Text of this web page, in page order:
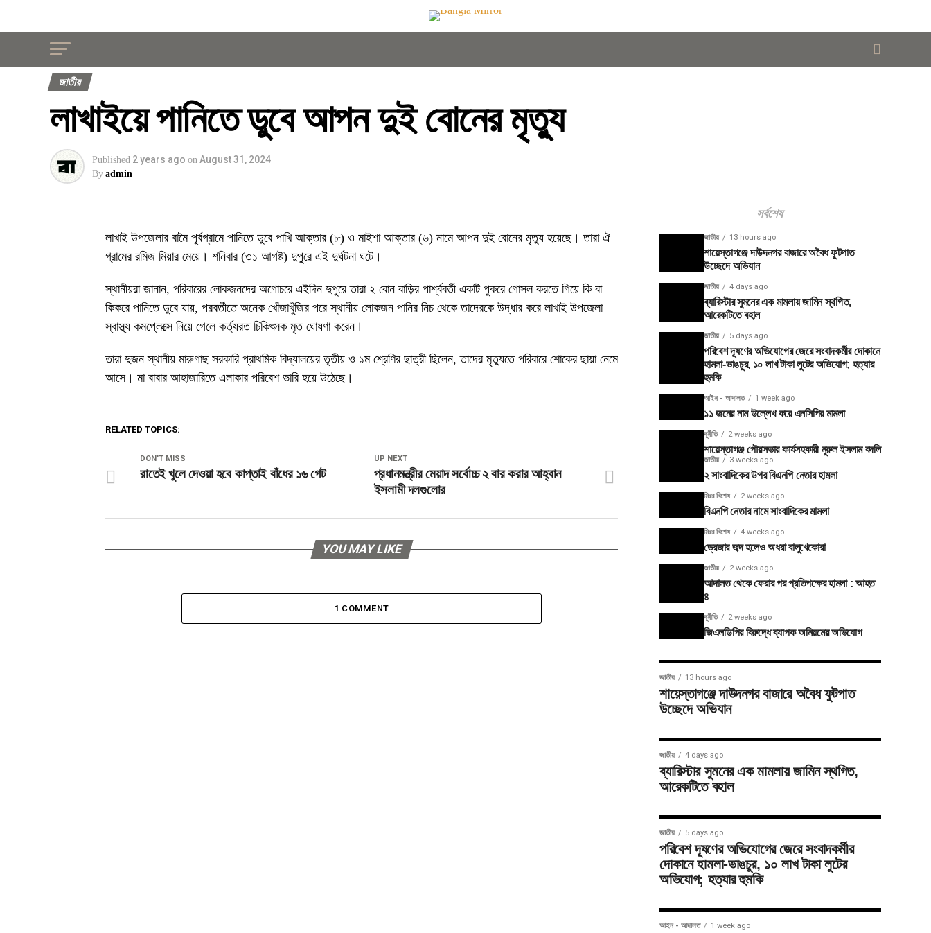
জাতীয়
লাখাইয়ে পানিতে ডুবে আপন দুই বোনের মৃত্যু
Published 2 years ago on August 31, 2024
By admin
লাখাই উপজেলার বামৈ পূর্বগ্রামে পানিতে ডুবে পাখি আক্তার (৮) ও মাইশা আক্তার (৬) নামে আপন দুই বোনের মৃত্যু হয়েছে। তারা ঐ
গ্রামের রমিজ মিয়ার মেয়ে। শনিবার (৩১ আগষ্ট) দুপুরে এই দুর্ঘটনা ঘটে।
স্থানীয়রা জানান, পরিবারের লোকজনদের অগোচরে এইদিন দুপুরে তারা ২ বোন বাড়ির পার্শ্ববর্তী একটি পুকরে গোসল করতে গিয়ে কি বা
কিকরে পানিতে ডুবে যায়, পরবর্তীতে অনেক খোঁজাখুঁজির পরে স্থানীয় লোকজন পানির নিচ থেকে তাদেরকে উদ্ধার করে লাখাই উপজেলা
স্বাস্থ্য কমপ্লেক্সে নিয়ে গেলে কর্ত্যরত চিকিৎসক মৃত ঘোষণা করেন।
তারা দুজন স্থানীয় মারুগাছ সরকারি প্রাথমিক বিদ্যালয়ের তৃতীয় ও ১ম শ্রেণির ছাত্রী ছিলেন, তাদের মৃত্যুতে পরিবারে শোকের ছায়া নেমে
আসে। মা বাবার আহাজারিতে এলাকার পরিবেশ ভারি হয়ে উঠেছে।
RELATED TOPICS:
UP NEXT
প্রধানমন্ত্রীর মেয়াদ সর্বোচ্চ ২ বার করার আহ্বান
ইসলামী দলগুলোর
DON'T MISS
রাতেই খুলে দেওয়া হবে কাপ্তাই বাঁধের ১৬ গেট
YOU MAY LIKE
1 COMMENT
সর্বশেষ
জাতীয় 13 hours ago
শায়েস্তাগঞ্জে দাউদনগর বাজারে অবৈধ ফুটপাত
উচ্ছেদে অভিযান
জাতীয় 4 days ago
ব্যারিস্টার সুমনের এক মামলায় জামিন স্থগিত,
আরেকটিতে বহাল
জাতীয় 5 days ago
পরিবেশ দূষণের অভিযোগের জেরে সংবাদকর্মীর দোকানে
হামলা-ভাঙচুর, ১০ লাখ টাকা লুটের অভিযোগ; হত্যার
হুমকি
আইন - আদালত 1 week ago
১১ জনের নাম উল্লেখ করে এনসিপির মামলা
দূর্নীতি 2 weeks ago
শায়েস্তাগঞ্জ পৌরসভার কার্যসহকারী নুরুল ইসলাম বদলি
জাতীয় 3 weeks ago
২ সাংবাদিকের উপর বিএনপি নেতার হামলা
মিরর বিশেষ 2 weeks ago
বিএনপি নেতার নামে সাংবাদিকের মামলা
মিরর বিশেষ 4 weeks ago
ড্রেজার জব্দ হলেও অধরা বালুখেকোরা
জাতীয় 2 weeks ago
আদালত থেকে ফেরার পর প্রতিপক্ষের হামলা : আহত
৪
দূর্নীতি 2 weeks ago
জিএলডিপির বিরুদ্ধে ব্যাপক অনিয়মের অভিযোগ
জাতীয় 13 hours ago
শায়েস্তাগঞ্জে দাউদনগর বাজারে অবৈধ ফুটপাত
উচ্ছেদে অভিযান
জাতীয় 4 days ago
ব্যারিস্টার সুমনের এক মামলায় জামিন স্থগিত,
আরেকটিতে বহাল
জাতীয় 5 days ago
পরিবেশ দূষণের অভিযোগের জেরে সংবাদকর্মীর
দোকানে হামলা-ভাঙচুর, ১০ লাখ টাকা লুটের
অভিযোগ; হত্যার হুমকি
আইন - আদালত 1 week ago